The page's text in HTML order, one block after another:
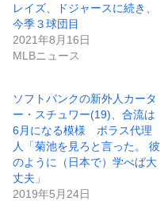
レイズ、ドジャースに続き、
今季３球団目
2021年8月16日
MLBニュース
ソフトバンクの新外人カータ
ー・スチュワー(19)、合流は
6月になる模様 ボラス代理
人「菊池を見ろと言った。 彼
のように（日本で）学べば大
丈夫」
2019年5月24日